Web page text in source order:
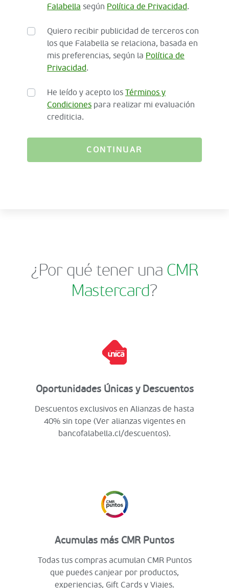
Falabella según Política de Privacidad.
Quiero recibir publicidad de terceros con
los que Falabella se relaciona, basada en
mis preferencias, según la Política de
Privacidad.
He leído y acepto los Términos y
Condiciones para realizar mi evaluación
crediticia.
CONTINUAR
¿Por qué tener una CMR
Mastercard?
Oportunidades Únicas y Descuentos
Descuentos exclusivos en Alianzas de hasta
40% sin tope (Ver alianzas vigentes en
bancofalabella.cl/descuentos).
Acumulas más CMR Puntos
Todas tus compras acumulan CMR Puntos
que puedes canjear por productos,
experiencias, Gift Cards y Viajes.